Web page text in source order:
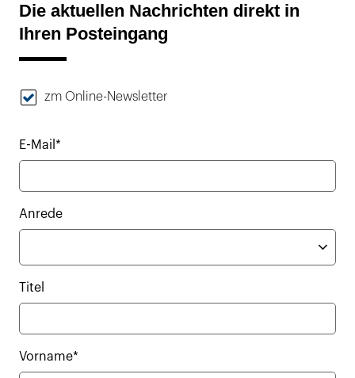
Die aktuellen Nachrichten direkt in
Ihren Posteingang
zm Online-Newsletter
E-Mail*
Anrede
Titel
Vorname*